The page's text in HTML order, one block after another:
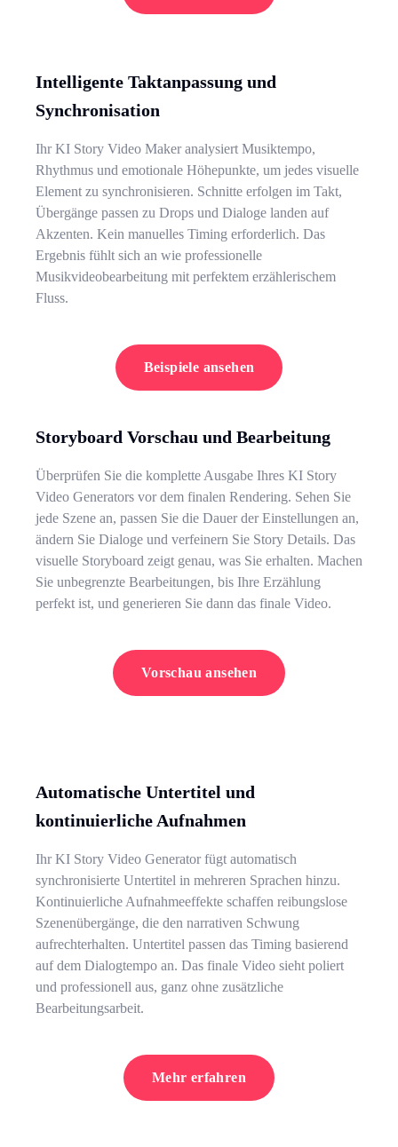
Intelligente Taktanpassung und
Synchronisation
Ihr KI Story Video Maker analysiert Musiktempo,
Rhythmus und emotionale Höhepunkte, um jedes visuelle
Element zu synchronisieren. Schnitte erfolgen im Takt,
Übergänge passen zu Drops und Dialoge landen auf
Akzenten. Kein manuelles Timing erforderlich. Das
Ergebnis fühlt sich an wie professionelle
Musikvideobearbeitung mit perfektem erzählerischem
Fluss.
Beispiele ansehen
Storyboard Vorschau und Bearbeitung
Überprüfen Sie die komplette Ausgabe Ihres KI Story
Video Generators vor dem finalen Rendering. Sehen Sie
jede Szene an, passen Sie die Dauer der Einstellungen an,
ändern Sie Dialoge und verfeinern Sie Story Details. Das
visuelle Storyboard zeigt genau, was Sie erhalten. Machen
Sie unbegrenzte Bearbeitungen, bis Ihre Erzählung
perfekt ist, und generieren Sie dann das finale Video.
Vorschau ansehen
Automatische Untertitel und
kontinuierliche Aufnahmen
Ihr KI Story Video Generator fügt automatisch
synchronisierte Untertitel in mehreren Sprachen hinzu.
Kontinuierliche Aufnahmeeffekte schaffen reibungslose
Szenenübergänge, die den narrativen Schwung
aufrechterhalten. Untertitel passen das Timing basierend
auf dem Dialogtempo an. Das finale Video sieht poliert
und professionell aus, ganz ohne zusätzliche
Bearbeitungsarbeit.
Mehr erfahren